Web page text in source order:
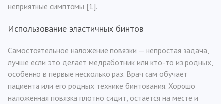
неприятные симптомы [1].
Использование эластичных бинтов
Самостоятельное наложение повязки — непростая задача,
лучше если это делает медработник или кто-то из родных,
особенно в первые несколько раз. Врач сам обучает
пациента или его родных технике бинтования. Хорошо
наложенная повязка плотно сидит, остается на месте и